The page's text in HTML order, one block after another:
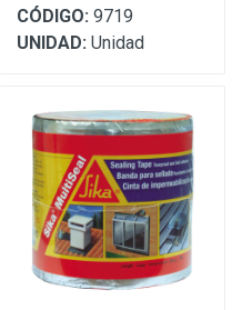
CÓDIGO: 9719
UNIDAD: Unidad